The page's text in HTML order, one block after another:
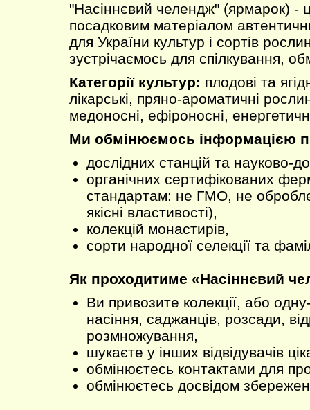
"Насіннєвий челендж" (ярмарок) -
посадковим матеріалом
для України культур і сортів
зустрічаємось для спілкування,
Категорії культур: плодові та
лікарські, пряно-ароматичні
медоносні, ефіроносні,
Ми обмінюємось інформацією
дослідних станцій та науково-
органічних сертифікованих
стандартам: не ГМО, не
якісні властивості),
колекцій монастирів,
сорти народної селекції та
Як проходитиме «Насіннєвий
Ви привозите колекції, або
насіння, саджанців, розсади,
розмножування,
шукаєте у інших відвідувачів
обмінюєтесь контактами для
обмінюєтесь досвідом